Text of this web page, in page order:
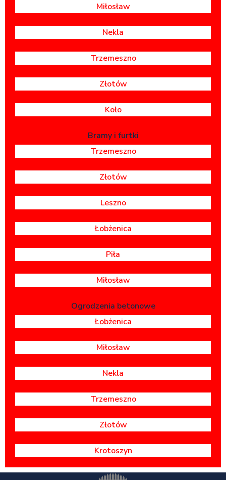
Miłosław
Nekla
Trzemeszno
Złotów
Koło
Bramy i furtki
Trzemeszno
Złotów
Leszno
Łobżenica
Piła
Miłosław
Ogrodzenia betonowe
Łobżenica
Miłosław
Nekla
Trzemeszno
Złotów
Krotoszyn